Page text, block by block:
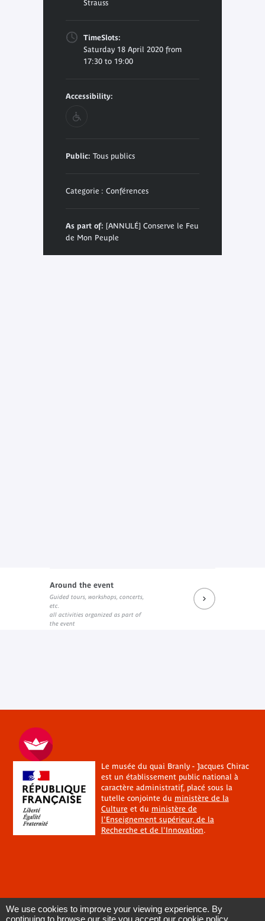
Strauss
TimeSlots:
Saturday 18 April 2020 from
17:30 to 19:00
Accessibility:
Public: Tous publics
Categorie : Conférences
As part of: [ANNULÉ] Conserve le Feu
de Mon Peuple
Around the event
Guided tours, workshops, concerts,
etc.
all activities organized as part of
the event
Le musée du quai Branly - Jacques Chirac
est un établissement public national à
caractère administratif, placé sous la
tutelle conjointe du ministère de la
Cultureet du ministère de
l'Enseignement supérieur, de la
Recherche et de l'Innovation.
We use cookies to improve your viewing experience. By
continuing to browse our site you accept our cookie policy.